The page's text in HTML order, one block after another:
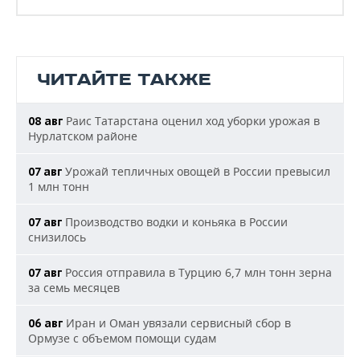
ЧИТАЙТЕ ТАКЖЕ
08 авг Раис Татарстана оценил ход уборки урожая в
Нурлатском районе
07 авг Урожай тепличных овощей в России превысил
1 млн тонн
07 авг Производство водки и коньяка в России
снизилось
07 авг Россия отправила в Турцию 6,7 млн тонн зерна
за семь месяцев
06 авг Иран и Оман увязали сервисный сбор в
Ормузе с объемом помощи судам